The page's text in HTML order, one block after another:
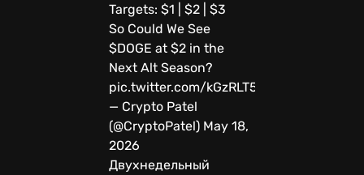
Targets: $1 | $2 | $3
So Could We See
$DOGE at $2 in the
Next Alt Season?
pic.twitter.com/kGzRLT5m29
— Crypto Patel
(@CryptoPatel) May 18,
2026
Двухнедельный